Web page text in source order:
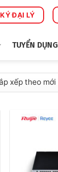
ĐẠI LÝ
TUYỂN DỤNG